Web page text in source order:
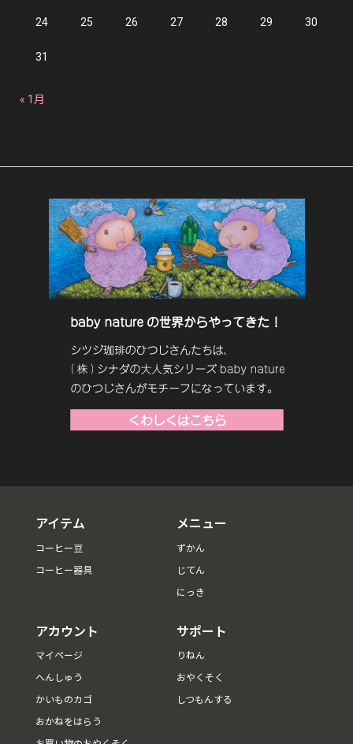
24 25 26 27 28 29 30
31
« 1月
アイテム
コーヒー豆
コーヒー器具
メニュー
ずかん
じてん
にっき
アカウント
マイページ
へんしゅう
かいものカゴ
おかねをはらう
サポート
りねん
おやくそく
しつもんする